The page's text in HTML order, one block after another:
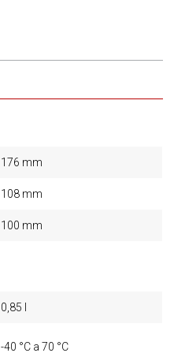
176 mm
108 mm
100 mm
0,85 l
-40 °C a 70 °C